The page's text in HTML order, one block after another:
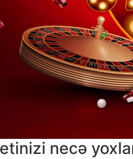
necə